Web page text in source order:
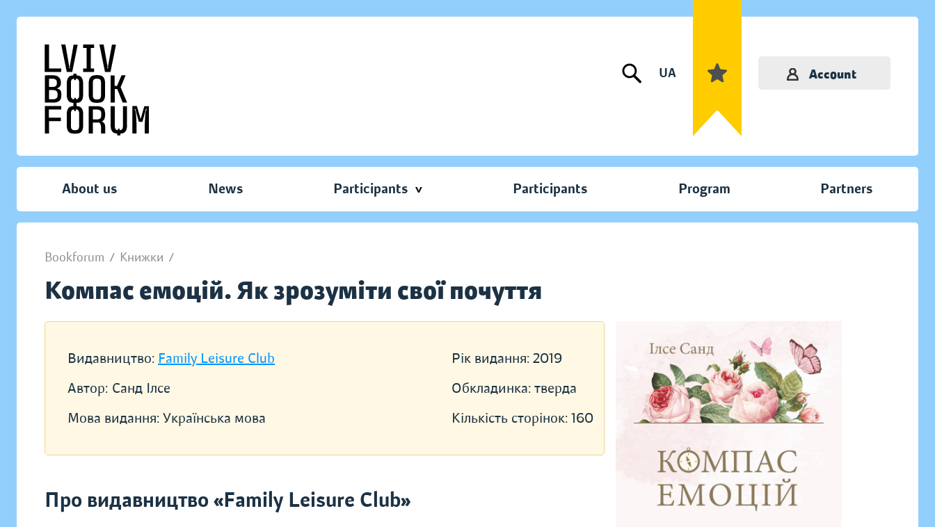
UA Account
About us News Participants Participants Program Partners
Bookforum / Книжки /
Компас емоцій. Як зрозуміти свої почуття
Видавництво: Family Leisure Club
Автор: Санд Ілсе
Мова видання: Українська мова
Рік видання: 2019
Обкладинка: тверда
Кількість сторінок: 160
Про видавництво «Family Leisure Club»